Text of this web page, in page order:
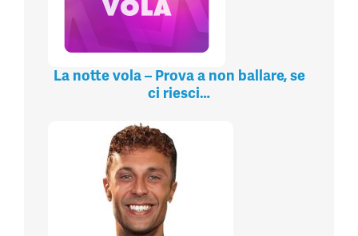
La notte vola – Prova a non ballare, se
ci riesci…